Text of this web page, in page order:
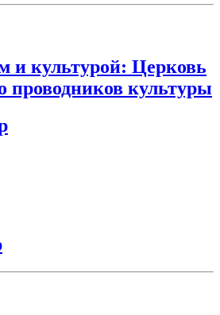
и культурой: Церковь
проводников культуры